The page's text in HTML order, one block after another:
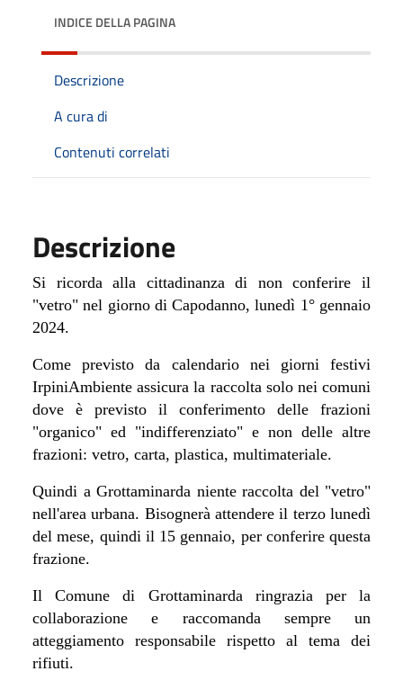
INDICE DELLA PAGINA
Descrizione
A cura di
Contenuti correlati
Descrizione
Si ricorda alla cittadinanza di non conferire il
"vetro" nel giorno di Capodanno, lunedì 1° gennaio
2024.
Come previsto da calendario nei giorni festivi
IrpiniAmbiente assicura la raccolta solo nei comuni
dove è previsto il conferimento delle frazioni
"organico" ed "indifferenziato" e non delle altre
frazioni: vetro, carta, plastica, multimateriale.
Quindi a Grottaminarda niente raccolta del "vetro"
nell'area urbana. Bisognerà attendere il terzo lunedì
del mese, quindi il 15 gennaio, per conferire questa
frazione.
Il Comune di Grottaminarda ringrazia per la
collaborazione e raccomanda sempre un
atteggiamento responsabile rispetto al tema dei
rifiuti.